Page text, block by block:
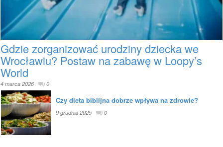
Gdzie zorganizować urodziny dziecka we
Wrocławiu? Postaw na zabawę w Loopy’s
World
4 marca 2026 0
Czy dieta biblijna dobrze wpływa na zdrowie?
9 grudnia 2025 0